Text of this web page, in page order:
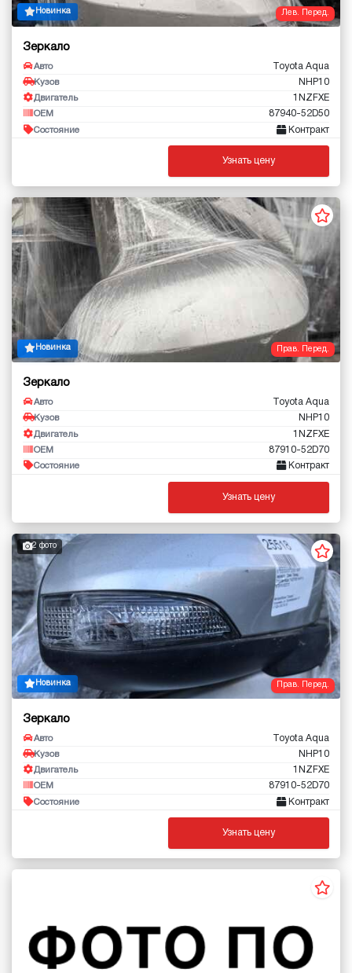
Лев. Перед.
Новинка
Зеркало
Авто Toyota Aqua
Кузов NHP10
Двигатель 1NZFXE
OEM 87940-52D50
Состояние Контракт
Узнать цену
Прав. Перед.
Новинка
Зеркало
Авто Toyota Aqua
Кузов NHP10
Двигатель 1NZFXE
OEM 87910-52D70
Состояние Контракт
Узнать цену
Прав. Перед.
2 фото
Новинка
Зеркало
Авто Toyota Aqua
Кузов NHP10
Двигатель 1NZFXE
OEM 87910-52D70
Состояние Контракт
Узнать цену